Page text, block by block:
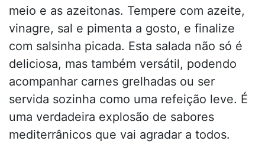
meio e as azeitonas. Tempere com azeite,
vinagre, sal e pimenta a gosto, e finalize
com salsinha picada. Esta salada não só é
deliciosa, mas também versátil, podendo
acompanhar carnes grelhadas ou ser
servida sozinha como uma refeição leve. É
uma verdadeira explosão de sabores
mediterrânicos que vai agradar a todos.